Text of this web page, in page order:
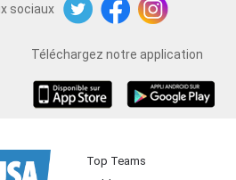
sociaux
TwitterFacebookInstagram
Téléchargez notre application
Top Teams